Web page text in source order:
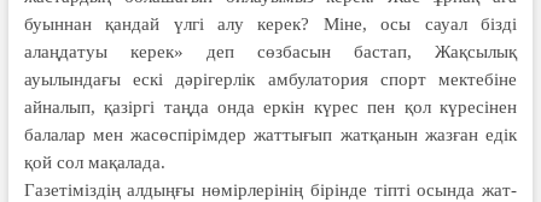
буыннан қандай үлгі алу керек? Міне, осы сауал бізді
алаңдатуы керек» деп сөзбасын бастап, Жақсылық
ауылындағы ескі дәрігерлік амбулатория спорт мектебіне
айналып, қазіргі таңда онда еркін күрес пен қол күресінен
балалар мен жасөспірімдер жатты­ғып жатқанын жазған едік
қой сол мақалада.
Газетіміздің алдыңғы нө­мір­лерінің бірінде тіпті осында жат­